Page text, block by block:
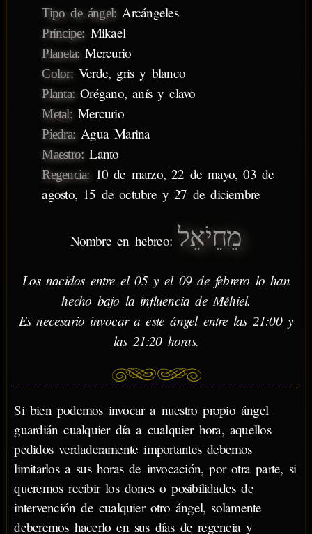
Tipo de ángel: Arcángeles
Príncipe: Mikael
Planeta: Mercurio
Color:Verde, gris y blanco
Planta: Orégano, anís y clavo
Metal:Mercurio
Piedra: Agua Marina
Maestro: Lanto
Regencia: 10 de marzo, 22 de mayo, 03 de
agosto, 15 de octubre y 27 de diciembre
Nombre en hebreo: מֵחֵיֹאֵל
Los nacidos entre el 05 y el 09 de febrero lo han
hecho bajo la influencia de Méhiel.
Es necesario invocar a este ángel entre las 21:00 y
las 21:20 horas.
Si bien podemos invocar a nuestro propio ángel
guardián cualquier día a cualquier hora, aquellos
pedidos verdaderamente importantes debemos
limitarlos a sus horas de invocación, por otra parte, si
queremos recibir los dones o posibilidades de
intervención de cualquier otro ángel, solamente
deberemos hacerlo en sus días de regencia y